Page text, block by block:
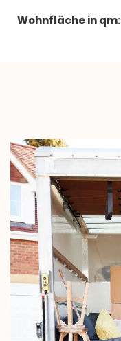
Wohnfläche in qm: